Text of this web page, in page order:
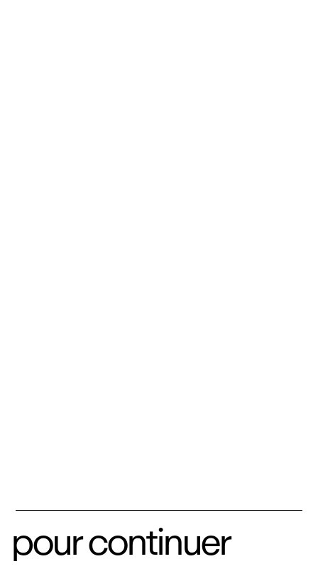
pour continuer